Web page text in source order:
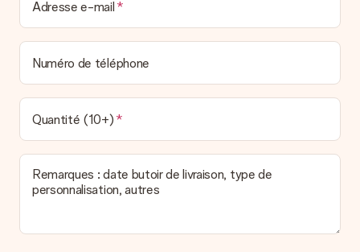
Adresse e-mail
Numéro de téléphone
Quantité (10+)
Remarques : date butoir de livraison, type de
personnalisation, autres